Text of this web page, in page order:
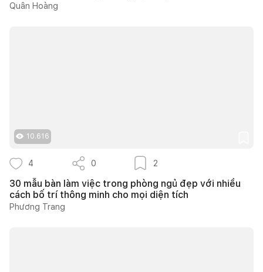
Quân Hoàng
10.616
4 0 2
30 mẫu bàn làm việc trong phòng ngủ đẹp với nhiều
cách bố trí thông minh cho mọi diện tích
Phương Trang